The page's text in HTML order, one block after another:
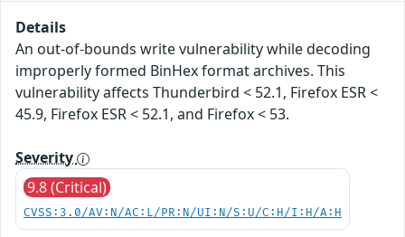
Details
An out-of-bounds write vulnerability while decoding
improperly formed BinHex format archives. This
vulnerability affects Thunderbird < 52.1, Firefox ESR <
45.9, Firefox ESR < 52.1, and Firefox < 53.
Severity
9.8 (Critical)
CVSS:3.0/AV:N/AC:L/PR:N/UI:N/S:U/C:H/I:H/A:H